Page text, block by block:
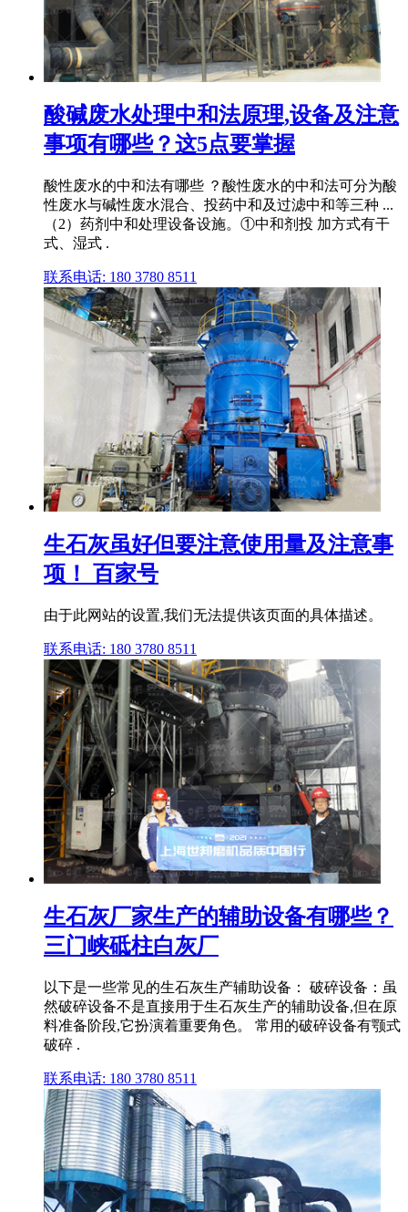
酸碱废水处理中和法原理,设备及注意
事项有哪些？这5点要掌握
酸性废水的中和法有哪些 ？酸性废水的中和法可分为酸
性废水与碱性废水混合、投药中和及过滤中和等三种 ...
（2）药剂中和处理设备设施。①中和剂投 加方式有干
式、湿式 .
联系电话: 180 3780 8511
生石灰虽好但要注意使用量及注意事
项！ 百家号
由于此网站的设置,我们无法提供该页面的具体描述。
联系电话: 180 3780 8511
生石灰厂家生产的辅助设备有哪些？
三门峡砥柱白灰厂
以下是一些常见的生石灰生产辅助设备： 破碎设备：虽
然破碎设备不是直接用于生石灰生产的辅助设备,但在原
料准备阶段,它扮演着重要角色。 常用的破碎设备有颚式
破碎 .
联系电话: 180 3780 8511